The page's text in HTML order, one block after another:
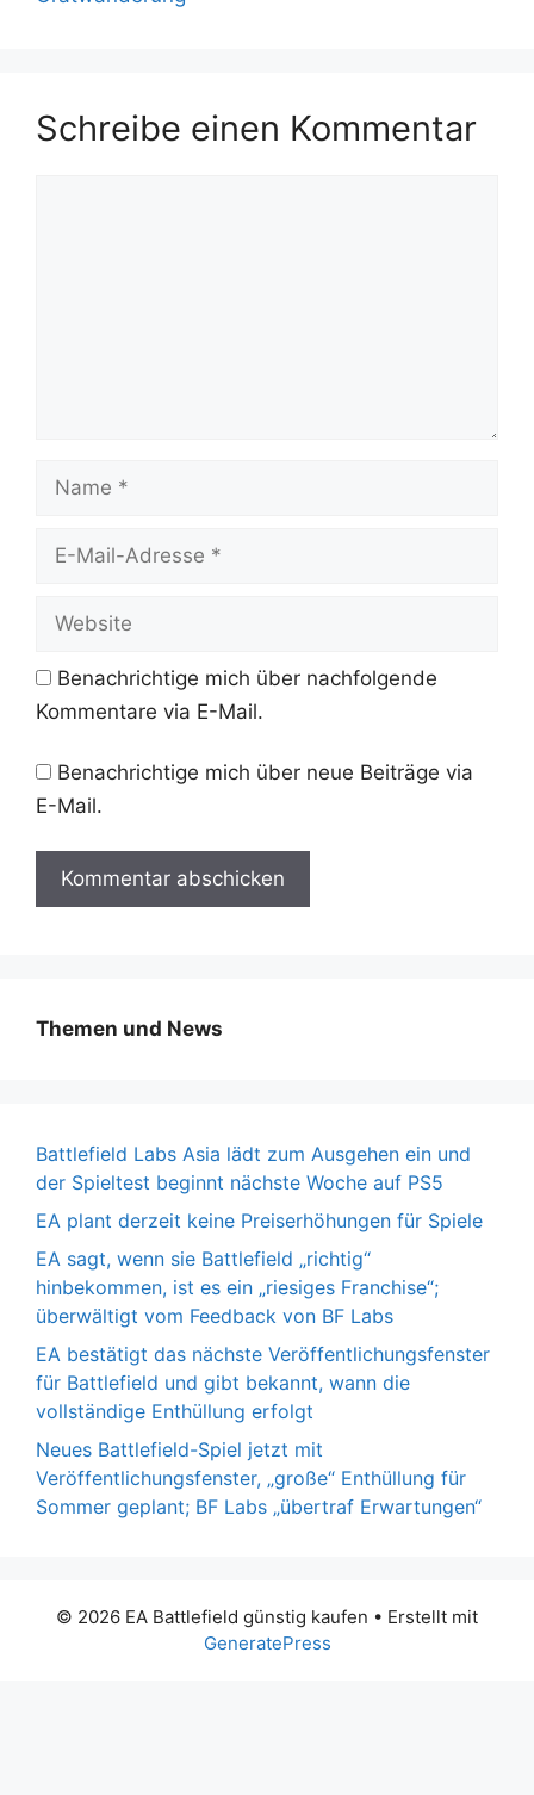
Schreibe einen Kommentar
Name
Website
Benachrichtige mich über nachfolgende
Kommentare via E-Mail.
Benachrichtige mich über neue Beiträge via
E-Mail.
Themen und News
Battlefield Labs Asia lädt zum Ausgehen ein und
der Spieltest beginnt nächste Woche auf PS5
EA plant derzeit keine Preiserhöhungen für Spiele
EA sagt, wenn sie Battlefield „richtig“
hinbekommen, ist es ein „riesiges Franchise“;
überwältigt vom Feedback von BF Labs
EA bestätigt das nächste Veröffentlichungsfenster
für Battlefield und gibt bekannt, wann die
vollständige Enthüllung erfolgt
Neues Battlefield-Spiel jetzt mit
Veröffentlichungsfenster, „große“ Enthüllung für
Sommer geplant; BF Labs „übertraf Erwartungen“
© 2026 EA Battlefield günstig kaufen • Erstellt mit
GeneratePress